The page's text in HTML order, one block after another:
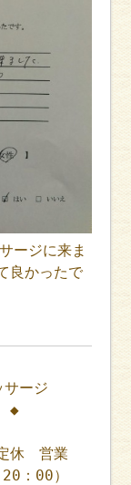
ージに来ま
良かったで
サージ
◆
休 営業
：00）